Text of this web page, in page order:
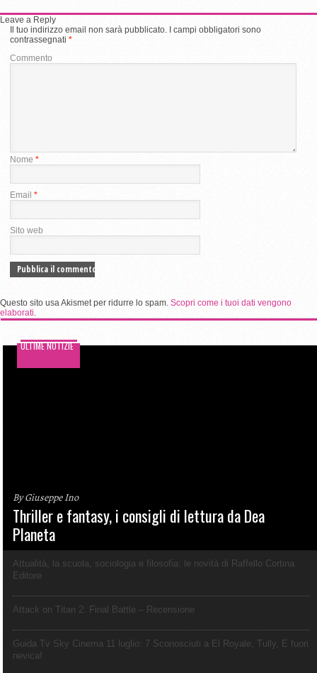
Leave a Reply
Il tuo indirizzo email non sarà pubblicato. I campi obbligatori sono
contrassegnati *
Commento
Nome *
Email *
Sito web
Questo sito usa Akismet per ridurre lo spam. Scopri come i tuoi dati vengono
elaborati
ULTIME NOTIZIE
By Giuseppe Ino
Thriller e fantasy, i consigli di lettura da Dea
Planeta
Attualità, la scuola, sociologia e filosofia: le novità di Raffello Cortina
Editore
Attack on Titan 2: Final Battle – Recensione
Guida Tv Sky Cinema 11 luglio: 7 Sconosciuti a El Royale, Tully, E fuori
nevica!